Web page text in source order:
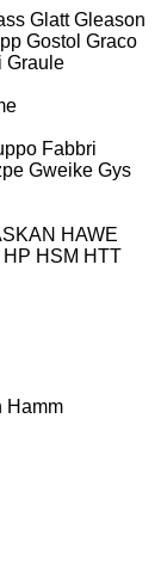
Glatt Gleason
Gostol Graco
Graule
Fabbri
Gweike Gys
HAWE
HP HSM HTT
Hamm